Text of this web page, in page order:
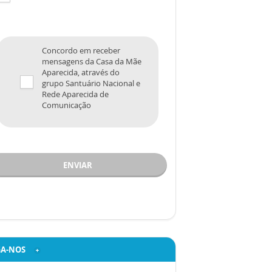
Concordo em receber
mensagens da Casa da Mãe
Aparecida, através do
grupo Santuário Nacional e
Rede Aparecida de
Comunicação
ENVIAR
NOS